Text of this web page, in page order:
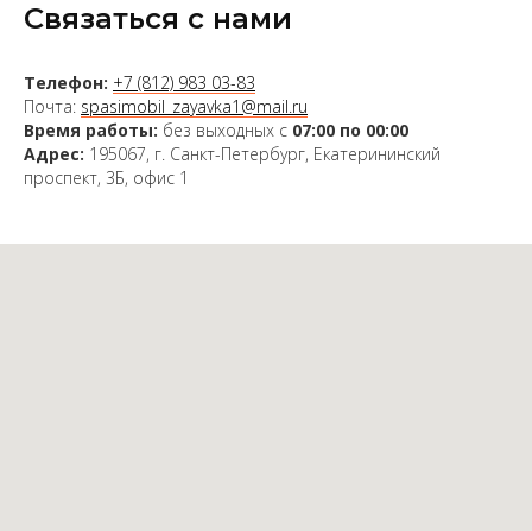
Связаться с нами
Телефон: +7 (812) 983 03-83
Почта: spasimobil_zayavka1@mail.ru
Время работы: без выходных с 07:00 по 00:00
Адрес: 195067, г. Санкт-Петербург, Екатерининский
проспект, 3Б, офис 1